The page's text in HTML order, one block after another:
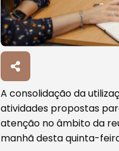
A consolidação da
atividades propostas
atenção no âmbito da
manhã desta quinta-